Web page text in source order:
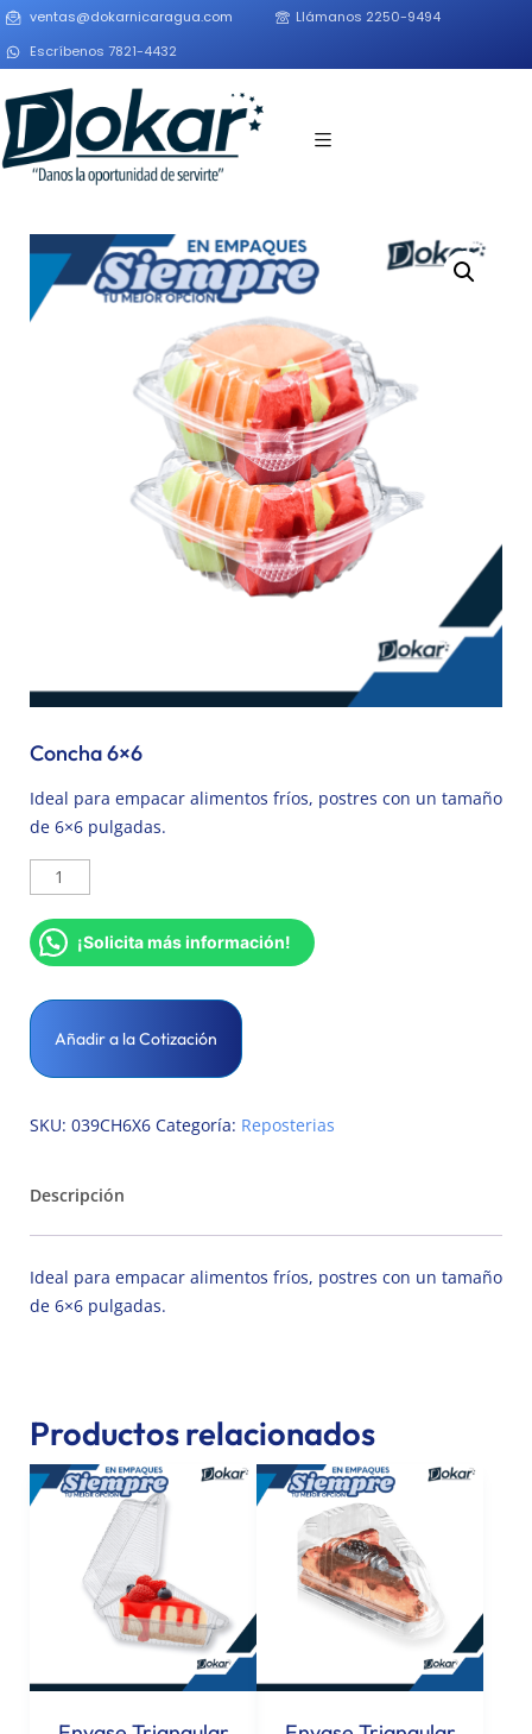
ventas@dokarnicaragua.com
Llámanos 2250-9494
Escríbenos 7821-4432
Concha 6×6
Ideal para empacar alimentos fríos, postres con un tamaño
de 6×6 pulgadas.
¡Solicita más información!
Añadir a la Cotización
SKU: 039CH6X6 Categoría: Reposterias
Descripción
Ideal para empacar alimentos fríos, postres con un tamaño
de 6×6 pulgadas.
Productos relacionados